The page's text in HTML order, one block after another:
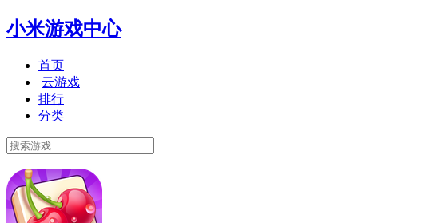
小米游戏中心
首页
云游戏
排行
分类